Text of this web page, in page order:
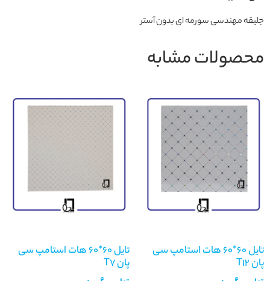
جلیقه مهندسی سورمه ای بدون آستر
محصولات مشابه
تایل ۶۰*۶۰ هات استامپ سی
پان T12
تایل ۶۰*۶۰ هات استامپ سی
پان T7